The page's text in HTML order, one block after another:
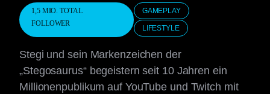
1,5 MIO. TOTAL
FOLLOWER
GAMEPLAY
LIFESTYLE
Stegi und sein Markenzeichen der
„Stegosaurus“ begeistern seit 10 Jahren ein
Millionenpublikum auf YouTube und Twitch mit